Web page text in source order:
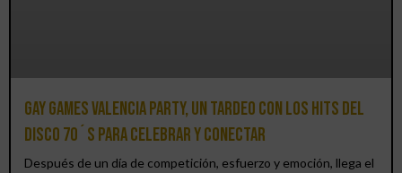
Gay Games Valencia Party, un tardeo con los hits del
DISCO 70´S para celebrar y conectar
Después de un día de competición, esfuerzo y emoción, llega el